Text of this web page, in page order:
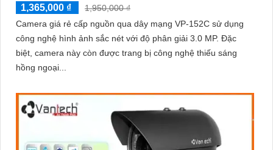
1,365,000 ₫
1,950,000 ₫
Camera giá rẻ cấp nguồn qua dây mạng VP-152C sử dụng
công nghệ hình ảnh sắc nét với độ phân giải 3.0 MP. Đặc
biệt, camera này còn được trang bị công nghệ thiếu sáng
hồng ngoại...